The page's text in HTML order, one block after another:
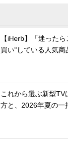
【iHerb】「迷った
買い"している人気商
これから選ぶ新型TV
方と、2026年夏の一